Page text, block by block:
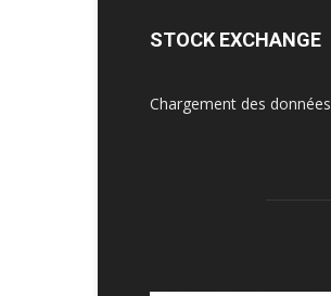
STOCK EXCHANGE
Chargement des données